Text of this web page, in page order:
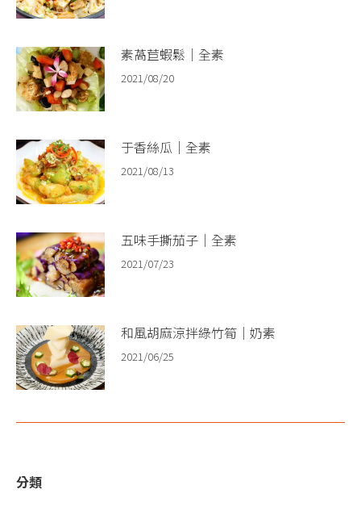
素萵苣蝦鬆｜全素
2021/08/20
于香絲瓜｜全素
2021/08/13
五味手撕茄子｜全素
2021/07/23
和風胡麻涼拌綠竹筍｜奶素
2021/06/25
分類